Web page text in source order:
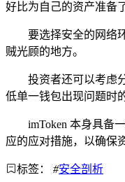
好比为自己的资产准备
要选择安全的网络
贼光顾的地方。
投资者还可以考虑
低单一钱包出现问题时
imToken 本身具备
应的应对措施，以确保
标签： #安全剖析